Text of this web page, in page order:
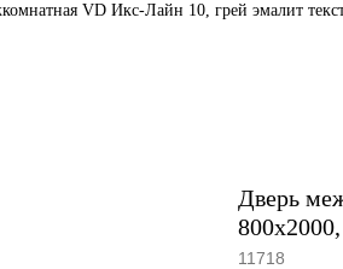
VD Икс-Лайн 10, грей эмалит
Дверь
11718